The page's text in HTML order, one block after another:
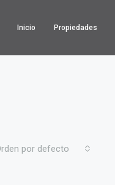
Inicio Propiedades
por defecto